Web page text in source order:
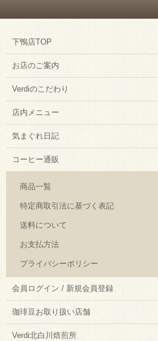
下鴨店TOP
お店のご案内
Verdiのこだわり
店内メニュー
気まぐれ日記
コーヒー通販
商品一覧
特定商取引法に基づく表記
送料について
お支払方法
プライバシーポリシー
会員ログイン / 新規会員登録
珈琲豆お取り扱い店舗
Verdi北白川焙煎所